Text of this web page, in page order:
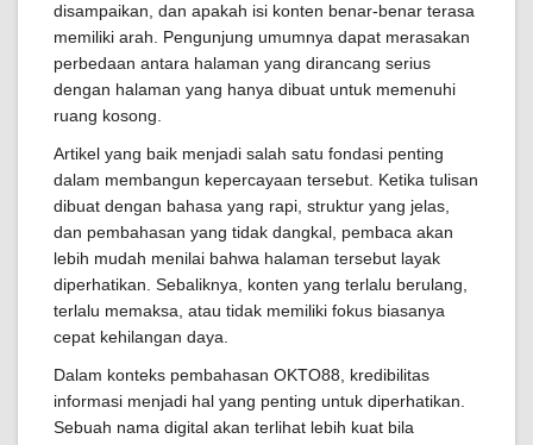
disampaikan, dan apakah isi konten benar-benar terasa
memiliki arah. Pengunjung umumnya dapat merasakan
perbedaan antara halaman yang dirancang serius
dengan halaman yang hanya dibuat untuk memenuhi
ruang kosong.
Artikel yang baik menjadi salah satu fondasi penting
dalam membangun kepercayaan tersebut. Ketika tulisan
dibuat dengan bahasa yang rapi, struktur yang jelas,
dan pembahasan yang tidak dangkal, pembaca akan
lebih mudah menilai bahwa halaman tersebut layak
diperhatikan. Sebaliknya, konten yang terlalu berulang,
terlalu memaksa, atau tidak memiliki fokus biasanya
cepat kehilangan daya.
Dalam konteks pembahasan OKTO88, kredibilitas
informasi menjadi hal yang penting untuk diperhatikan.
Sebuah nama digital akan terlihat lebih kuat bila